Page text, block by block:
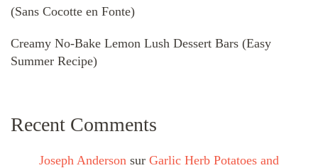
(Sans Cocotte en Fonte)
Creamy No-Bake Lemon Lush Dessert Bars (Easy
Summer Recipe)
Recent Comments
Joseph Anderson sur Garlic Herb Potatoes and